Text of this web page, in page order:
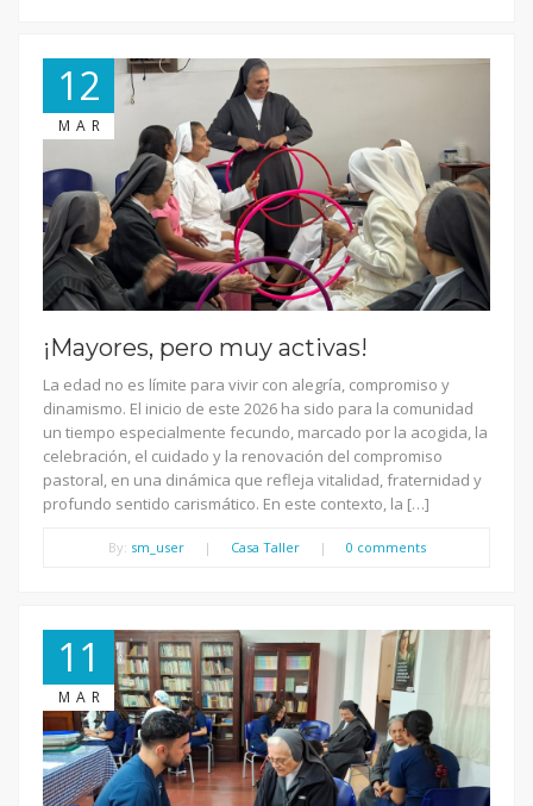
12
MAR
¡Mayores, pero muy activas!
La edad no es límite para vivir con alegría, compromiso y
dinamismo. El inicio de este 2026 ha sido para la comunidad
un tiempo especialmente fecundo, marcado por la acogida, la
celebración, el cuidado y la renovación del compromiso
pastoral, en una dinámica que refleja vitalidad, fraternidad y
profundo sentido carismático. En este contexto, la […]
By: sm_user | Casa Taller | 0 comments
11
MAR